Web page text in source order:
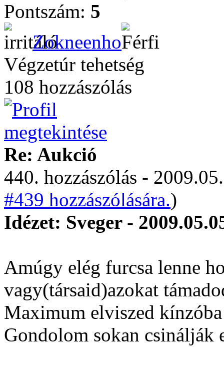
Pontszám: 5
Zokneenho
Végzetúr tehetség
108 hozzászólás
Re: Aukció
440. hozzászólás -
#439 hozzászólására.)
Idézet: Sveger -
Amúgy elég furcsa lenne
vagy(társaid)azokat
Maximum elviszed
Gondolom sokan csinálják